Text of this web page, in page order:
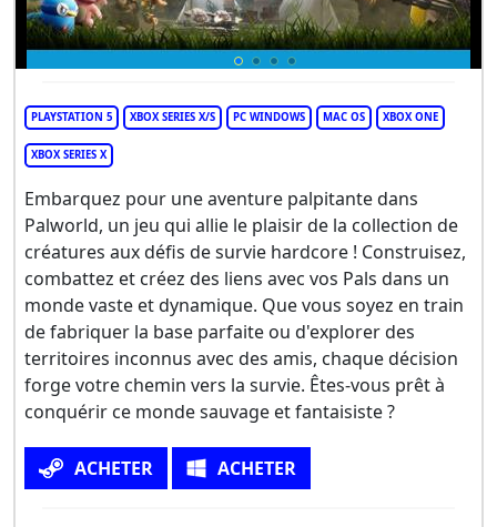
PLAYSTATION 5 XBOX SERIES X/S PC WINDOWS MAC OS XBOX ONE
XBOX SERIES X
Embarquez pour une aventure palpitante dans
Palworld, un jeu qui allie le plaisir de la collection de
créatures aux défis de survie hardcore ! Construisez,
combattez et créez des liens avec vos Pals dans un
monde vaste et dynamique. Que vous soyez en train
de fabriquer la base parfaite ou d'explorer des
territoires inconnus avec des amis, chaque décision
forge votre chemin vers la survie. Êtes-vous prêt à
conquérir ce monde sauvage et fantaisiste ?
ACHETER ACHETER